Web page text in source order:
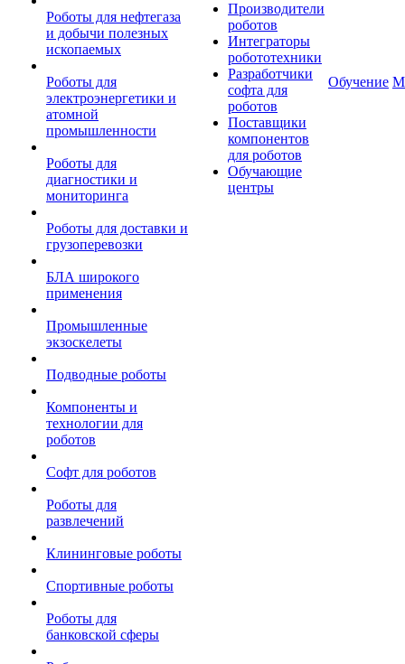
Роботы для нефтегаза
и добычи полезных
ископаемых
Роботы для
электроэнергетики и
атомной
промышленности
Роботы для
диагностики и
мониторинга
Роботы для доставки и
грузоперевозки
БЛА широкого
применения
Промышленные
экзоскелеты
Подводные роботы
Компоненты и
технологии для
роботов
Софт для роботов
Роботы для
развлечений
Клининговые роботы
Спортивные роботы
Роботы для
банковской сферы
Производители
роботов
Интеграторы
робототехники
Разработчики
софта для
роботов
Поставщики
компонентов
для роботов
Обучающие
центры
Обучение